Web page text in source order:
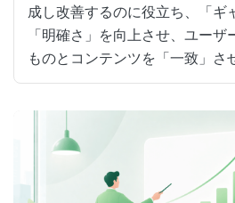
成し改善するのに役立ち、「ギ
「明確さ」を向上させ、ユー
ものとコンテンツを「一致」さ